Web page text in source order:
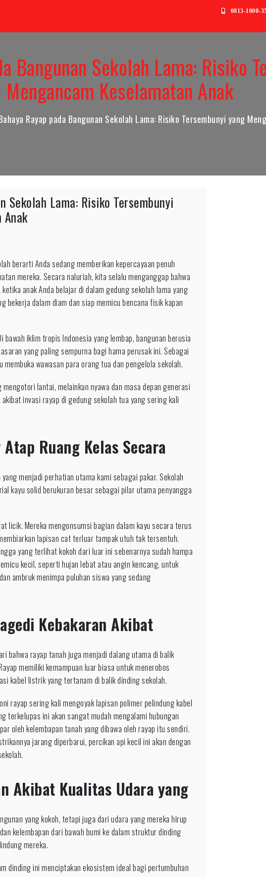
0813-1000-
Bangunan Sekolah Lama: Risiko
Mengancam Keselamatan Anak
Rayap pada Bangunan Sekolah Lama: Risiko Tersembunyi yang
Sekolah Lama: Risiko Tersembunyi
berarti Anda sedang memberikan kepercayaan penuh
mereka. Secara naluriah, kita selalu menganggap bahwa
anak Anda belajar di dalam gedung sekolah lama yang
bekerja dalam diam dan siap memicu bencana fisik kapan
iklim tropis Indonesia yang lembap, bangunan berusia
yang paling sempurna bagi hama perusak ini. Sebagai
wawasan para orang tua dan pengelola sekolah.
lantai, melainkan nyawa dan masa depan generasi
invasi rayap di gedung sekolah tua yang sering kali
Ruang Kelas Secara
menjadi perhatian utama kami sebagai pakar. Sekolah
kayu solid berukuran besar sebagai pilar utama penyangga
licik. Mereka mengonsumsi bagian dalam kayu secara terus
lapisan cat terluar tampak utuh tak tersentuh.
yang terlihat kokoh dari luar ini sebenarnya sudah hampa
kecil, seperti hujan lebat atau angin kencang, untuk
ambruk menimpa puluhan siswa yang sedang
Kebakaran Akibat
bahwa rayap tanah juga menjadi dalang utama di balik
memiliki kemampuan luar biasa untuk menerobos
kabel listrik yang tertanam di balik dinding sekolah.
rayap sering kali mengoyak lapisan polimer pelindung kabel
terkelupas ini akan sangat mudah mengalami hubungan
oleh kelembapan tanah yang dibawa oleh rayap itu sendiri.
jarang diperbarui, percikan api kecil ini akan dengan
Akibat Kualitas Udara yang
yang kokoh, tetapi juga dari udara yang mereka hirup
kelembapan dari bawah bumi ke dalam struktur dinding
mereka.
dinding ini menciptakan ekosistem ideal bagi pertumbuhan